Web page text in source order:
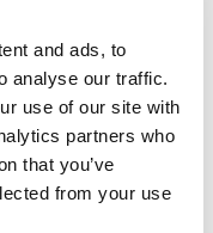
and ads, to
analyse our traffic.
use of our site with
partners who
that you’ve
from your use